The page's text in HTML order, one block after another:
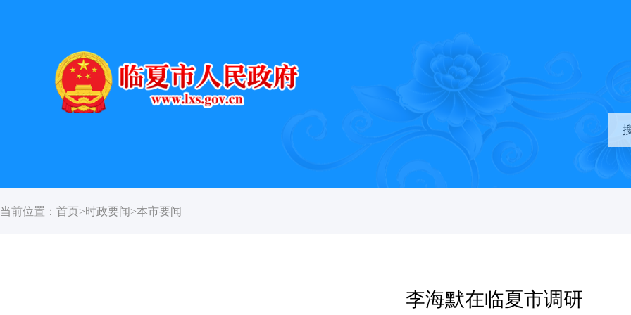
当前位置： 首页>时政要闻 >本市要闻
李海默在临夏市调研